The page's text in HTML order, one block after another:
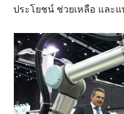
ประโยชน์ ช่วยเหลือ และ